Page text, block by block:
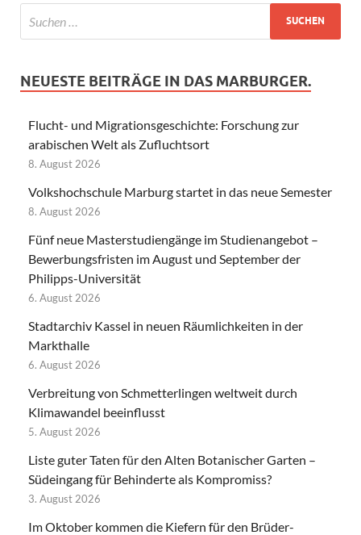
NEUESTE BEITRÄGE IN DAS MARBURGER.
Flucht- und Migrationsgeschichte: Forschung zur
arabischen Welt als Zufluchtsort
8. August 2026
Volkshochschule Marburg startet in das neue Semester
8. August 2026
Fünf neue Masterstudiengänge im Studienangebot –
Bewerbungsfristen im August und September der
Philipps-Universität
6. August 2026
Stadtarchiv Kassel in neuen Räumlichkeiten in der
Markthalle
6. August 2026
Verbreitung von Schmetterlingen weltweit durch
Klimawandel beeinflusst
5. August 2026
Liste guter Taten für den Alten Botanischer Garten –
Südeingang für Behinderte als Kompromiss?
3. August 2026
Im Oktober kommen die Kiefern für den Brüder-